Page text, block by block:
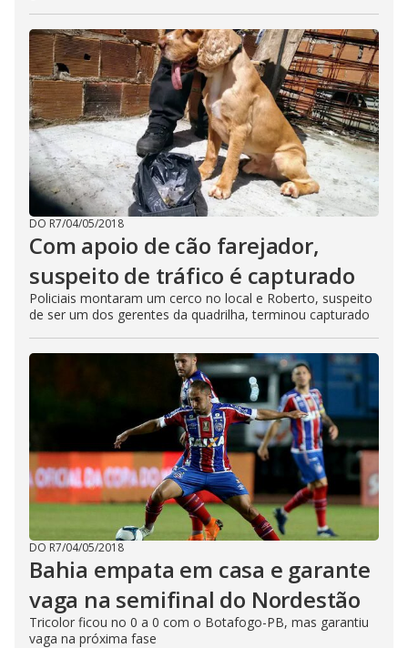
DO R7/04/05/2018
Com apoio de cão farejador,
suspeito de tráfico é capturado
Policiais montaram um cerco no local e Roberto, suspeito
de ser um dos gerentes da quadrilha, terminou capturado
DO R7/04/05/2018
Bahia empata em casa e garante
vaga na semifinal do Nordestão
Tricolor ficou no 0 a 0 com o Botafogo-PB, mas garantiu
vaga na próxima fase